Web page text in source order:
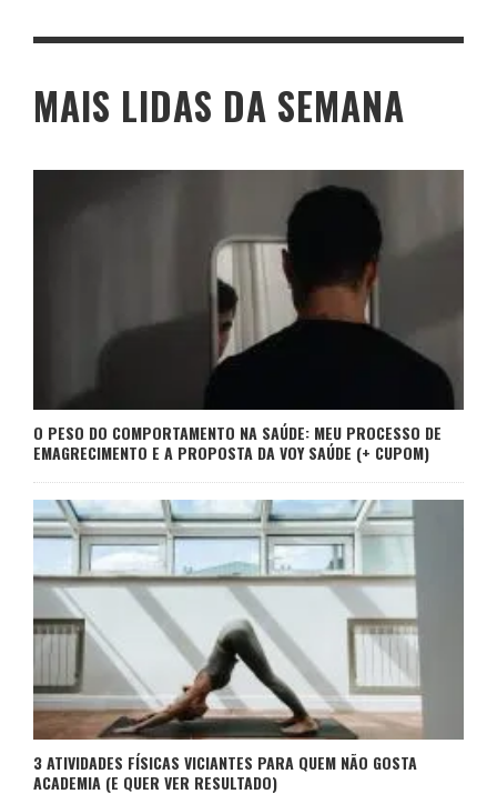
MAIS LIDAS DA SEMANA
O PESO DO COMPORTAMENTO NA SAÚDE: MEU PROCESSO DE
EMAGRECIMENTO E A PROPOSTA DA VOY SAÚDE (+ CUPOM)
3 ATIVIDADES FÍSICAS VICIANTES PARA QUEM NÃO GOSTA
ACADEMIA (E QUER VER RESULTADO)